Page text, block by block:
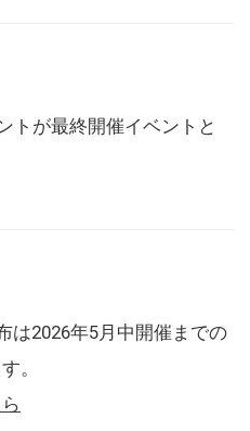
トが最終開催イベントと
は2026年5月中開催までの
。